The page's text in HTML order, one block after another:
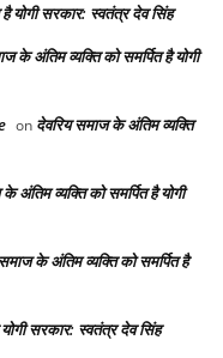
योगी सरकार: स्वतंत्र देव सिंह
के अंतिम व्यक्ति को समर्पित है योगी
on देवरिय समाज के अंतिम व्यक्ति
अंतिम व्यक्ति को समर्पित है योगी
के अंतिम व्यक्ति को समर्पित है
सरकार: स्वतंत्र देव सिंह